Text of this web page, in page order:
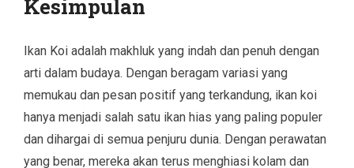
Kesimpulan
Ikan Koi adalah makhluk yang indah dan penuh dengan
arti dalam budaya. Dengan beragam variasi yang
memukau dan pesan positif yang terkandung, ikan koi
hanya menjadi salah satu ikan hias yang paling populer
dan dihargai di semua penjuru dunia. Dengan perawatan
yang benar, mereka akan terus menghiasi kolam dan